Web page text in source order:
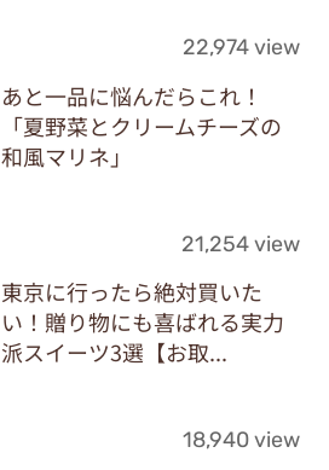
22,974 view
あと一品に悩んだらこれ！
「夏野菜とクリームチーズの
和風マリネ」
21,254 view
東京に行ったら絶対買いた
い！贈り物にも喜ばれる実力
派スイーツ3選【お取...
18,940 view